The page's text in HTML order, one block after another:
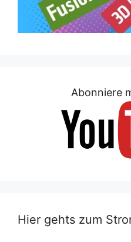
Abonniere
Hier gehts zum